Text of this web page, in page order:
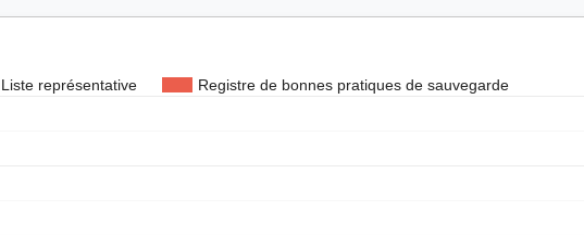
Liste représentative Registre de bonnes pratiques de sauvegarde